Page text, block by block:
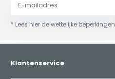
* Lees hier de wettelijke beperkingen
Klantenservice